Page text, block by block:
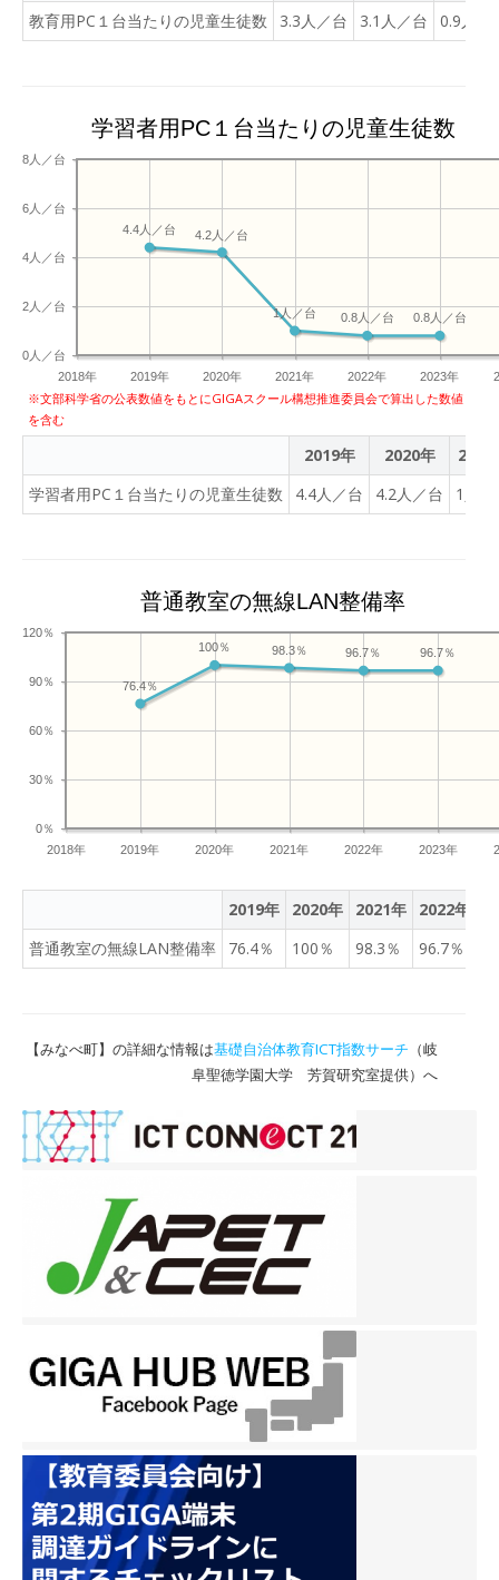
教育用PC１台当たりの児童生徒数
3.3人／台 3.1人／台 0.9人／
学習者用PC１台当たりの児童生徒数
2018年 2019年 2020年 2021年 2022年 2023年
0人／台
2人／台
4人／台
6人／台
8人／台
0.8人／台
0.8人／台
1人／台
4.2人／台
4.4人／台
※文部科学省の公表数値をもとにGIGAスクール構想推進委員会で算出した数値
を含む
2019年 2020年
2021
学習者用PC１台当たりの児童生徒数
4.4人／台 4.2人／台 1人
普通教室の無線LAN整備率
2018年 2019年 2020年 2021年 2022年 2023年
0％
30％
60％
90％
120％
96.7％
96.7％
98.3％
100％
76.4％
2019年 2020年 2021年 2022年
普通教室の無線LAN整備率
76.4％ 100％ 98.3％ 96.7％
【みなべ町】の詳細な情報は基礎自治体教育ICT指数サーチ （岐
阜聖徳学園大学 芳賀研究室提供）へ